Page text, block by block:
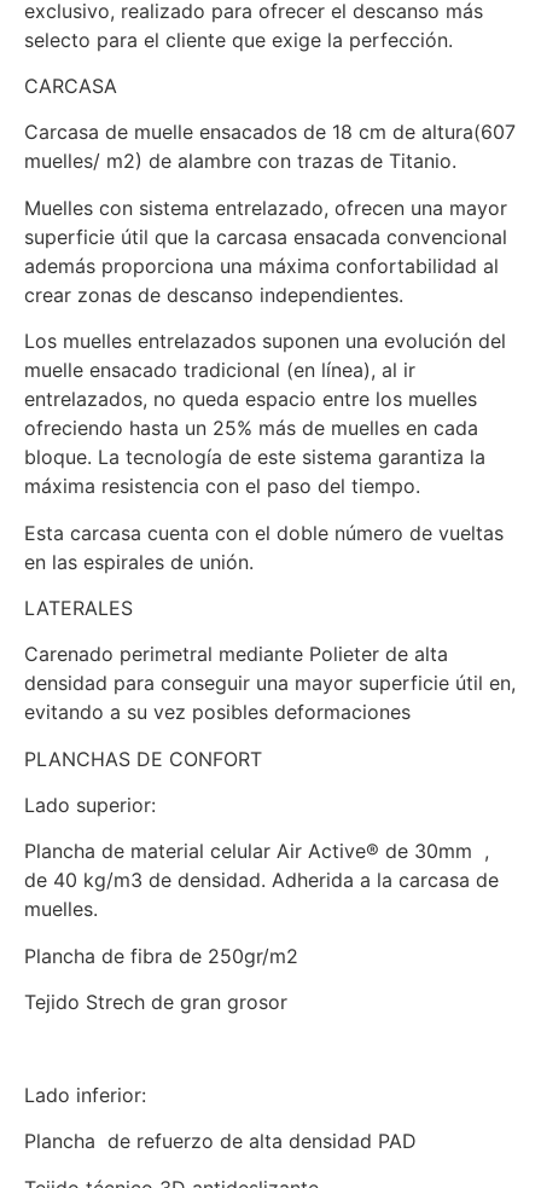
exclusivo, realizado para ofrecer el descanso más
selecto para el cliente que exige la perfección.
CARCASA
Carcasa de muelle ensacados de 18 cm de altura(607
muelles/ m2) de alambre con trazas de Titanio.
Muelles con sistema entrelazado, ofrecen una mayor
superficie útil que la carcasa ensacada convencional
además proporciona una máxima confortabilidad al
crear zonas de descanso independientes.
Los muelles entrelazados suponen una evolución del
muelle ensacado tradicional (en línea), al ir
entrelazados, no queda espacio entre los muelles
ofreciendo hasta un 25% más de muelles en cada
bloque. La tecnología de este sistema garantiza la
máxima resistencia con el paso del tiempo.
Esta carcasa cuenta con el doble número de vueltas
en las espirales de unión.
LATERALES
Carenado perimetral mediante Polieter de alta
densidad para conseguir una mayor superficie útil en,
evitando a su vez posibles deformaciones
PLANCHAS DE CONFORT
Lado superior:
Plancha de material celular Air Active® de 30mm ,
de 40 kg/m3 de densidad. Adherida a la carcasa de
muelles.
Plancha de fibra de 250gr/m2
Tejido Strech de gran grosor
Lado inferior:
Plancha de refuerzo de alta densidad PAD